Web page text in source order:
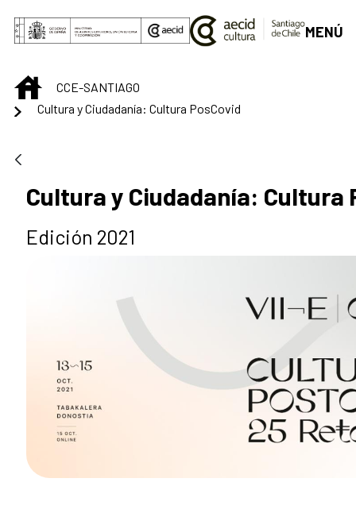
Saltar al contenido principal
MENÚ
INICIOCCE-SANTIAGO
Cultura y Ciudadanía: Cultura PosCovid
Cultura y Ciudadanía: Cultura
Edición 2021